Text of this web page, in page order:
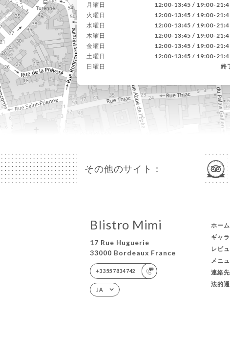
月曜日
12:00-13:45 / 19:00-
火曜日
12:00-13:45 / 19:00-
水曜日
12:00-13:45 / 19:00-
木曜日
12:00-13:45 / 19:00-
金曜日
12:00-13:45 / 19:00-
土曜日
12:00-13:45 / 19:00-
日曜日
終
その他のサイト：
BIistro Mimi
17 Rue Huguerie
33000 Bordeaux France
+33557834742
JA
ホーム
ギャ
レビ
メニ
連絡先
法的